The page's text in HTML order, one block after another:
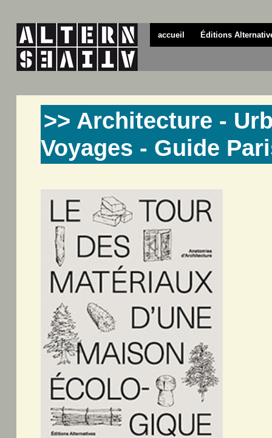
accueil Éditions
>> Architecture -
Voyages - Guide